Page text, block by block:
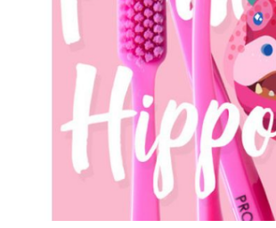
bakterii. To znacznie zwiększa
chloru, który łatwiej przenika do
bakterii. Jednocześnie zmniejsza on
chloru w wodzie nawet o 60%.
przekształca kamień w proszek
który nie stanowi zagrożenia dla
metale ciężkie z wody poprzez silne
Reaktor Kinetic reguluje przepływ
poziomu 5 l/min, co pozwala
50% kosztów wody.